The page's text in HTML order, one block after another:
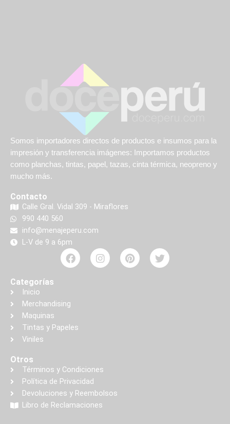
Somos importadores directos de productos e insumos para la
impresión y transferencia imágenes: Importamos productos
como planchas, tintas, papel, tazas, cinta térmica, neopreno y
mucho más.
Contacto
Calle Gral. Vidal 309 - Miraflores
990 440 560
info@menajeperu.com
L-V de 9 a 6pm
Categorías
Inicio
Merchandising
Maquinas
Tintas y Papeles
Viniles
Otros
Términos y Condiciones
Política de Privacidad
Devoluciones y Reembolsos
Libro de Reclamaciones